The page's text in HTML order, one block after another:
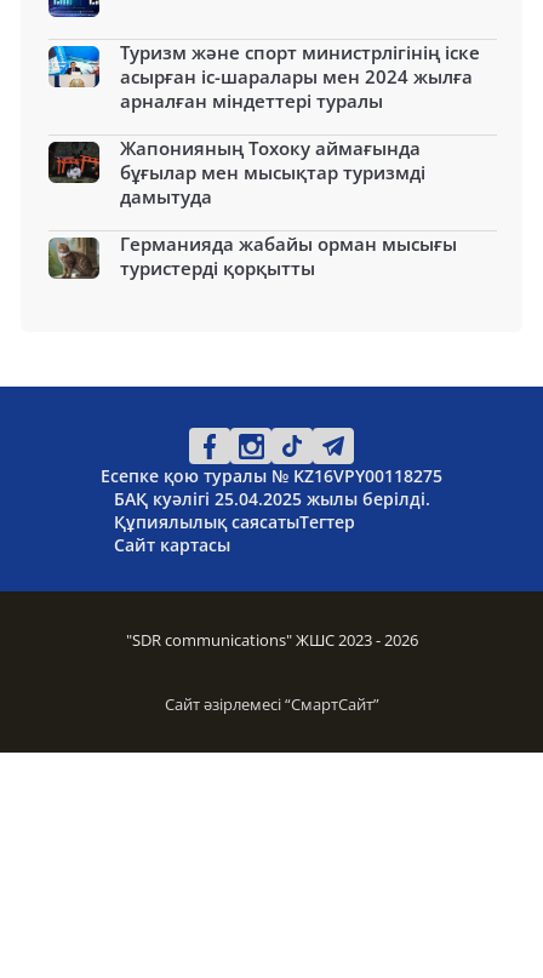
Туризм және спорт министрлігінің іске
асырған іс-шаралары мен 2024 жылға
арналған міндеттері туралы
Жапонияның Тохоку аймағында
бұғылар мен мысықтар туризмді
дамытуда
Германияда жабайы орман мысығы
туристерді қорқытты
Есепке қою туралы № KZ16VPY00118275
БАҚ куәлігі 25.04.2025 жылы берілді.
Құпиялылық саясатыТегтер
Сайт картасы
"SDR communications" ЖШС 2023 - 2026
Сайт әзірлемесі “СмартСайт”